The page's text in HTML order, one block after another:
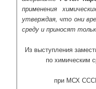
применения
утверждая, что они
среду и приносят
Из выступления
по химическим
при МСХ